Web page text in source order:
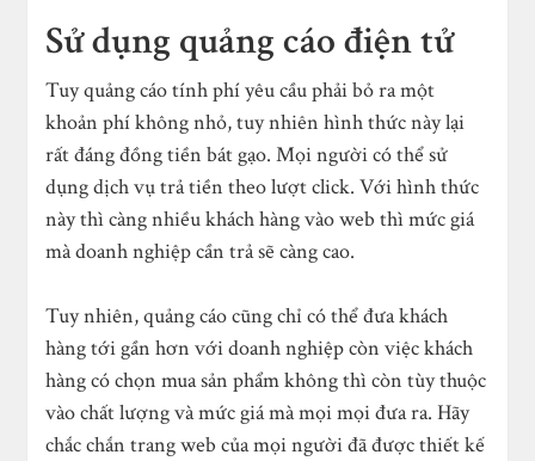
Sử dụng quảng cáo điện tử
Tuy quảng cáo tính phí yêu cầu phải bỏ ra một
khoản phí không nhỏ, tuy nhiên hình thức này lại
rất đáng đồng tiền bát gạo. Mọi người có thể sử
dụng dịch vụ trả tiền theo lượt click. Với hình thức
này thì càng nhiều khách hàng vào web thì mức giá
mà doanh nghiệp cần trả sẽ càng cao.
Tuy nhiên, quảng cáo cũng chỉ có thể đưa khách
hàng tới gần hơn với doanh nghiệp còn việc khách
hàng có chọn mua sản phẩm không thì còn tùy thuộc
vào chất lượng và mức giá mà mọi mọi đưa ra. Hãy
chắc chắn trang web của mọi người đã được thiết kế